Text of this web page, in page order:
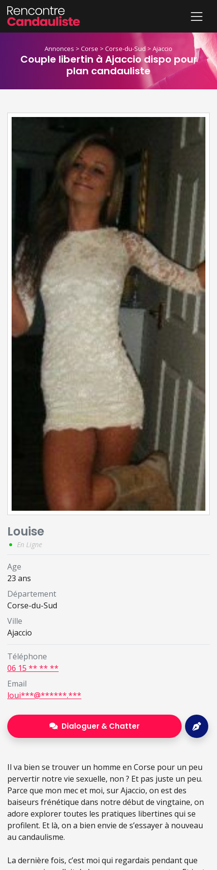
Annonces > Corse > Corse-du-Sud > Ajaccio
Couple libertin à Ajaccio dispo pour
plan candauliste
Louise
En Ligne
Age
23 ans
Département
Corse-du-Sud
Ville
Ajaccio
Téléphone
06 15 ** ** **
Email
loui***@******.***
Dialoguer & Chatter
Il va bien se trouver un homme en Corse pour un peu
pervertir notre vie sexuelle, non ? Et pas juste un peu.
Parce que mon mec et moi, sur Ajaccio, on est des
baiseurs frénétique dans notre début de vingtaine, on
adore explorer toutes les pratiques libertines qui se
profilent. Et là, on a bien envie de s’essayer à nouveau
au candaulisme.
La dernière fois, c’est moi qui regardais pendant que